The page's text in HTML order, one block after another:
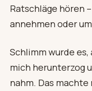
Ratschläge hören
annehmen oder
Schlimm wurde es,
mich herunterzog
nahm. Das